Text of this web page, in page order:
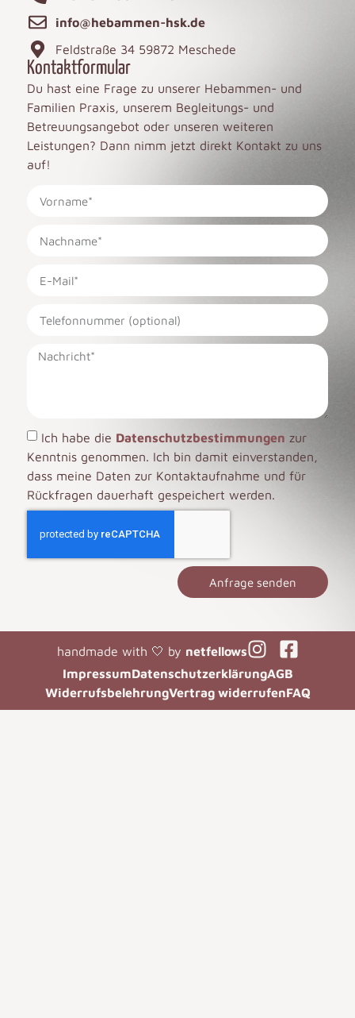
info@hebammen-hsk.de
Feldstraße 34 59872 Meschede
Kontaktformular
Du hast eine Frage zu unserer Hebammen- und
Familien Praxis, unserem Begleitungs- und
Betreuungsangebot oder unseren weiteren
Leistungen? Dann nimm jetzt direkt Kontakt zu uns
auf!
Ich habe die Datenschutzbestimmungen zur
Kenntnis genommen. Ich bin damit einverstanden,
dass meine Daten zur Kontaktaufnahme und für
Rückfragen dauerhaft gespeichert werden.
Anfrage senden
handmade with 🤍 by netfellows
ImpressumDatenschutzerklärungAGB
WiderrufsbelehrungVertrag widerrufenFAQ